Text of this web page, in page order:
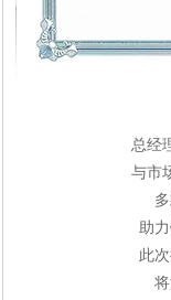
总经
与市
助
此